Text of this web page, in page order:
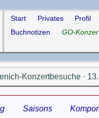
Start Privates Profil
Buchnotizen
GO-
Konzertbesuche ·
Saisons